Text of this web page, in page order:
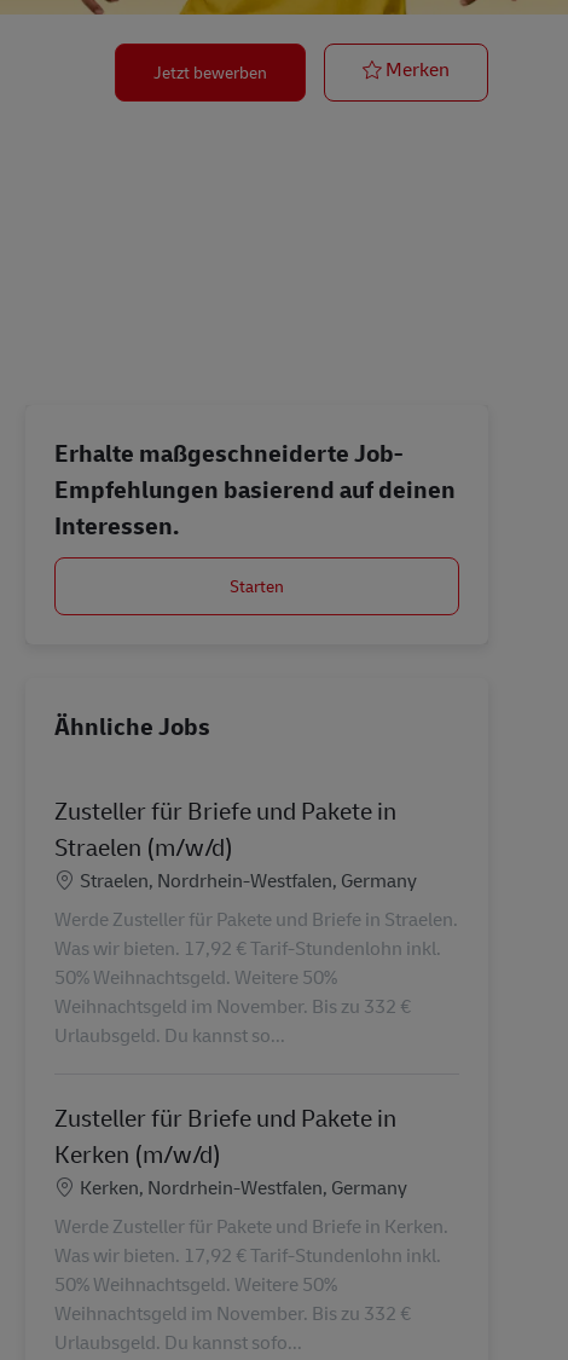
Jetzt bewerben Merken
Erhalte maßgeschneiderte Job-
Empfehlungen basierend auf deinen
Interessen.
Starten
Ähnliche Jobs
Zusteller für Briefe und Pakete in
Straelen (m/w/d)
Standort
Straelen, Nordrhein-Westfalen, Germany
Werde Zusteller für Pakete und Briefe in Straelen.
Was wir bieten. 17,92 € Tarif-Stundenlohn inkl.
50% Weihnachtsgeld. Weitere 50%
Weihnachtsgeld im November. Bis zu 332 €
Urlaubsgeld. Du kannst so...
Zusteller für Briefe und Pakete in
Kerken (m/w/d)
Standort
Kerken, Nordrhein-Westfalen, Germany
Werde Zusteller für Pakete und Briefe in Kerken.
Was wir bieten. 17,92 € Tarif-Stundenlohn inkl.
50% Weihnachtsgeld. Weitere 50%
Weihnachtsgeld im November. Bis zu 332 €
Urlaubsgeld. Du kannst sofo...